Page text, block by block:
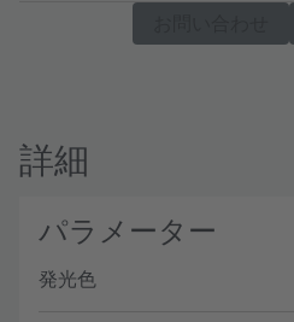
詳細
パラメーター
発光色